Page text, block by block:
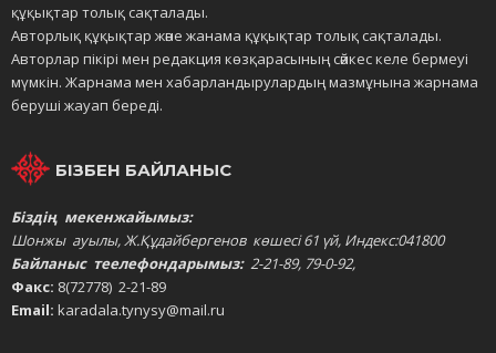
құқықтар толық сақталады.
Авторлық құқықтар және жанама құқықтар толық сақталады.
Авторлар пікірі мен редакция көзқарасының сәйкес келе бермеуі
мүмкін. Жарнама мен хабарландырулардың мазмұнына жарнама
беруші жауап береді.
БІЗБЕН БАЙЛАНЫС
Біздің мекенжайымыз:
Шонжы ауылы, Ж.Құдайбергенов көшесі 61 үй, Индекс:041800
Байланыс теелефондарымыз: 2-21-89, 79-0-92,
Факс: 8(72778) 2-21-89
Email: karadala.tynysy@mail.ru